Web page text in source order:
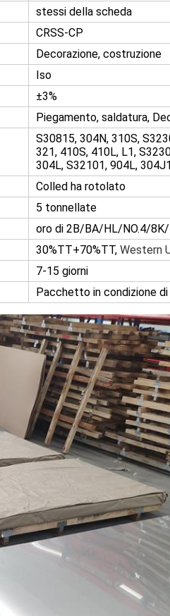
stessi della scheda
CRSS-CP
Decorazione, costruzione
Iso
±3%
Piegamento, saldatura,
S30815, 304N, 310S,
321, 410S, 410L, L1,
304L, S32101, 904L,
Colled ha rotolato
5 tonnellate
oro di 2B/BA/HL/NO.4/
30%TT+70%TT, Western
7-15 giorni
Pacchetto in condizione